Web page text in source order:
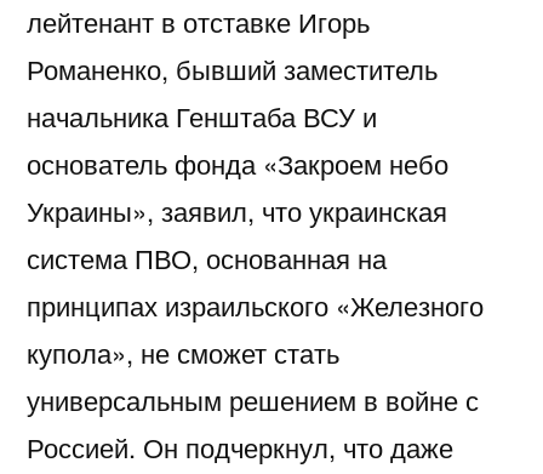
лейтенант в отставке Игорь
Романенко, бывший заместитель
начальника Генштаба ВСУ и
основатель фонда «Закроем небо
Украины», заявил, что украинская
система ПВО, основанная на
принципах израильского «Железного
купола», не сможет стать
универсальным решением в войне с
Россией. Он подчеркнул, что даже